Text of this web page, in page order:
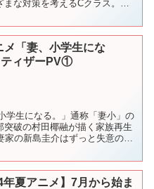
な対策を考えるCクラス。し
メ「妻、小学生にな
ティザーPV①
学生になる。」通称「妻小」の
破の村田椰融が描く家族再生
家の新島圭介はずっと失意の中
年夏アニメ】7月から始ま